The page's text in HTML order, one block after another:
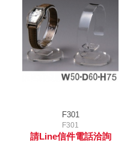
F301
F301
請Line信件電話洽詢